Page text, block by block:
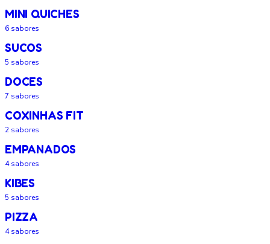
MINI QUICHES
6 sabores
SUCOS
5 sabores
DOCES
7 sabores
COXINHAS FIT
2 sabores
EMPANADOS
4 sabores
KIBES
5 sabores
PIZZA
4 sabores